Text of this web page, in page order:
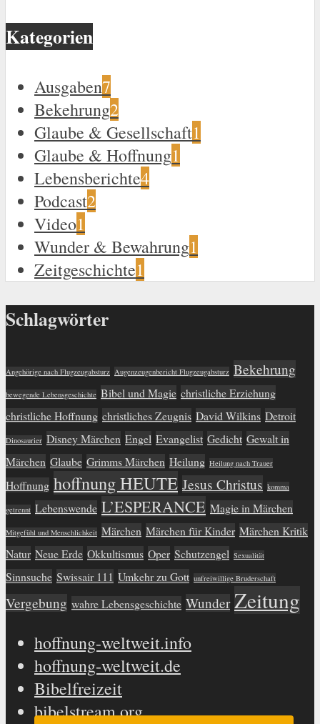
Kategorien
Ausgaben7
Bekehrung2
Glaube & Gesellschaft1
Glaube & Hoffnung1
Lebensberichte4
Podcast2
Video1
Wunder & Bewahrung1
Zeitgeschichte1
Schlagwörter
Angehörige nach Flugzeugabsturz Augenzeugenbericht Flugzeugabsturz Bekehrung
bewegende Lebensgeschichte Bibel und Magie christliche Erziehung
christliche Hoffnung christliches Zeugnis David Wilkins Detroit
Dinosaurier Disney Märchen Engel Evangelist Gedicht Gewalt in
Märchen Glaube Grimms Märchen Heilung Heilung nach Trauer
Hoffnung hoffnung HEUTE Jesus Christus komma
getrennt Lebenswende L’ESPERANCE Magie in Märchen
Mitgefühl und Menschlichkeit Märchen Märchen für Kinder Märchen Kritik
Natur Neue Erde Okkultismus Oper Schutzengel Sexualität
Sinnsuche Swissair 111 Umkehr zu Gott unfreiwillige Bruderschaft
Vergebung wahre Lebensgeschichte Wunder Zeitung
hoffnung-weltweit.info
hoffnung-weltweit.de
Bibelfreizeit
bibelstream.org